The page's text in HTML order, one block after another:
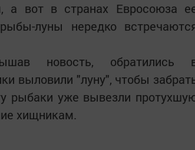
а вот в странах Евросоюза
луны нередко
новость, обратились
выловили "луну", чтобы
рыбаки уже вывезли
хищникам.